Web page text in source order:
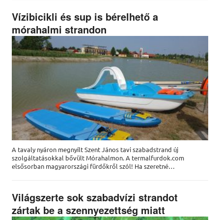
Vízibicikli és sup is bérelhető a
mórahalmi strandon
A tavaly nyáron megnyílt Szent János tavi szabadstrand új
szolgáltatásokkal bővült Mórahalmon. A termalfurdok.com
elsősorban magyarországi fürdőkről szól! Ha szeretné…
Világszerte sok szabadvízi strandot
zártak be a szennyezettség miatt